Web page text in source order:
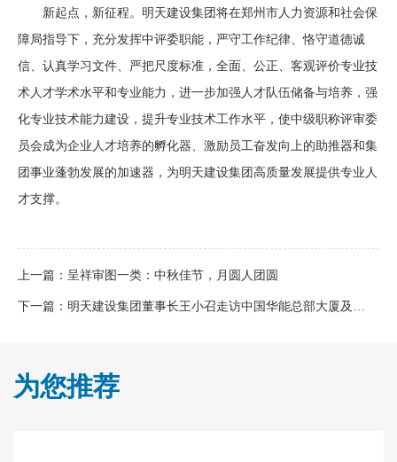
新起点，新征程。明天建设集团将在郑州市人力资源和社会保
障局指导下，充分发挥中评委职能，严守工作纪律、恪守道德诚
信、认真学习文件、严把尺度标准，全面、公正、客观评价专业技
术人才学术水平和专业能力，进一步加强人才队伍储备与培养，强
化专业技术能力建设，提升专业技术工作水平，使中级职称评审委
员会成为企业人才培养的孵化器、激励员工奋发向上的助推器和集
团事业蓬勃发展的加速器，为明天建设集团高质量发展提供专业人
才支撑。
上一篇： 呈祥审图一类：中秋佳节，月圆人团圆
下一篇： 明天建设集团董事长王小召走访中国华能总部大厦及河北雄安汇颐
为您推荐